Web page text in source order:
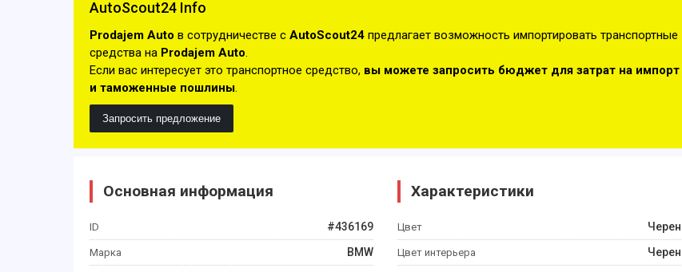
AutoScout24 Info
Prodajem Auto в сотрудничестве с AutoScout24 предлагает возможность импортировать транспортные
средства на Prodajem Auto.
Если вас интересует это транспортное средство, вы можете запросить бюджет для затрат на импорт
и таможенные пошлины.
Запросить предложение
Основная информация
ID #436169
Марка BMW
Характеристики
Цвет Черен
Цвет интерьера Черен